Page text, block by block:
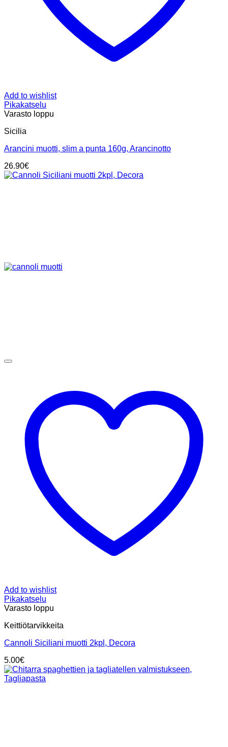
Add to wishlist
Pikakatselu
Varasto loppu
Sicilia
Arancini muotti, slim a punta 160g, Arancinotto
26.90€
Add to wishlist
Pikakatselu
Varasto loppu
Keittiötarvikkeita
Cannoli Siciliani muotti 2kpl, Decora
5.00€